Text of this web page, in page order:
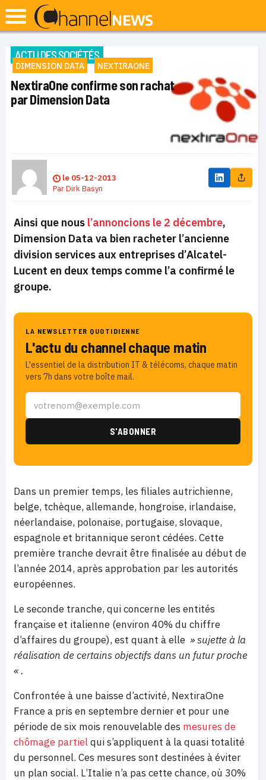
ACTU DES SOCIÉTÉS
DIMENSION DATA NEXTIRAONE
NextiraOne confirme son rachat
par Dimension Data
le 05-12-2013
ParDirk Basyn
Ainsi que nous l’annoncions le 2 décembre,
Dimension Data va bien racheter l’ancienne
division services aux entreprises d’Alcatel-
Lucent en deux temps comme l’a confirmé le
groupe.
LA NEWSLETTER QUOTIDIENNE
L'actu du channel chaque matin
L'essentiel de la distribution IT & télécoms, chaque matin
vers 7h dans votre boîte mail.
Dans un premier temps, les filiales autrichienne,
belge, tchèque, allemande, hongroise, irlandaise,
néerlandaise, polonaise, portugaise, slovaque,
espagnole et britannique seront cédées. Cette
première tranche devrait être finalisée au début de
l’année 2014, après approbation par les autorités
européennes.
Le seconde tranche, qui concerne les entités
française et italienne (environ 40% du chiffre
d’affaires du groupe), est quant à elle » sujette à la
réalisation de certains objectifs dans un futur proche
« .
Confrontée à une baisse d’activité, NextiraOne
France a pris en septembre dernier et pour une
période de six mois renouvelable des mesures de
chômage partielqui s’appliquent à la quasi totalité
du personnel. Ces mesures sont destinées à éviter
un plan social. L’Italie n’a pas cette chance, où 30%